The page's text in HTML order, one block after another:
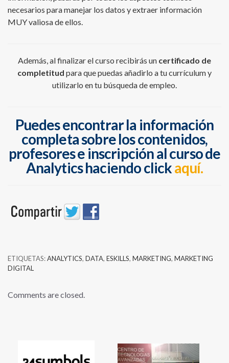
necesarios para manejar los datos y extraer información
MUY valiosa de ellos.
Además, al finalizar el curso recibirás un certificado de
completitud para que puedas añadirlo a tu currículum y
utilizarlo en tu búsqueda de empleo.
Puedes encontrar la información
completa sobre los contenidos,
profesores e inscripción al curso de
Analytics haciendo clickaquí.
ETIQUETAS:ANALYTICS, DATA, ESKILLS, MARKETING, MARKETING
DIGITAL
Comments are closed.